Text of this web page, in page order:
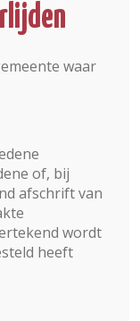
waar
of, bij
afschrift van
wordt
heeft